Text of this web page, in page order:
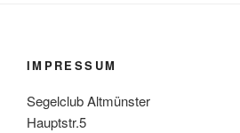
IMPRESSUM
Segelclub Altmünster
Hauptstr.5